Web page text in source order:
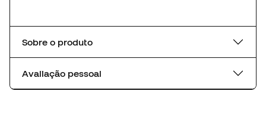
Sobre o produto
Avaliação pessoal